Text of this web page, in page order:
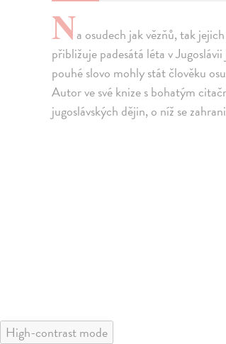
Na osudech jak vězňů, tak
přibližuje padesátá léta v
pouhé slovo mohly stát člověku
Autor ve své knize s bohatým
jugoslávských dějin, o níž se
High-contrast mode